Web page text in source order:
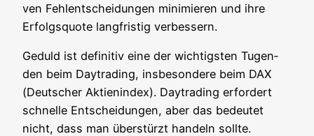
ven Fehl­ent­schei­dun­gen mini­mie­ren und ihre
Erfolgs­quo­te lang­fris­tig verbessern.
Geduld ist defi­ni­tiv eine der wich­tigs­ten Tugen­
den beim Day­tra­ding, ins­be­son­de­re beim DAX
(Deut­scher Akti­en­in­dex). Day­tra­ding erfor­dert
schnel­le Ent­schei­dun­gen, aber das bedeu­tet
nicht, dass man über­stürzt han­deln soll­te.